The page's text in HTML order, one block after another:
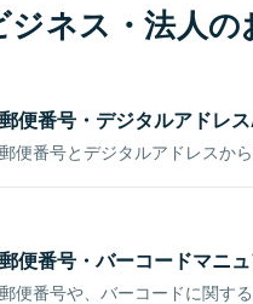
ジネス・法人
郵便番号・デジタルアドレ
郵便番号とデジタルアドレスか
郵便番号・バーコードマニ
郵便番号や、バーコードに関す